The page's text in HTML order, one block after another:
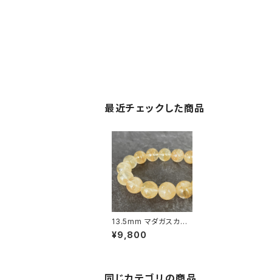
最近チェックした商品
13.5mm マダガスカル
産 ライモナイトインクォ
ーツ ブレスレット【画像
¥9,800